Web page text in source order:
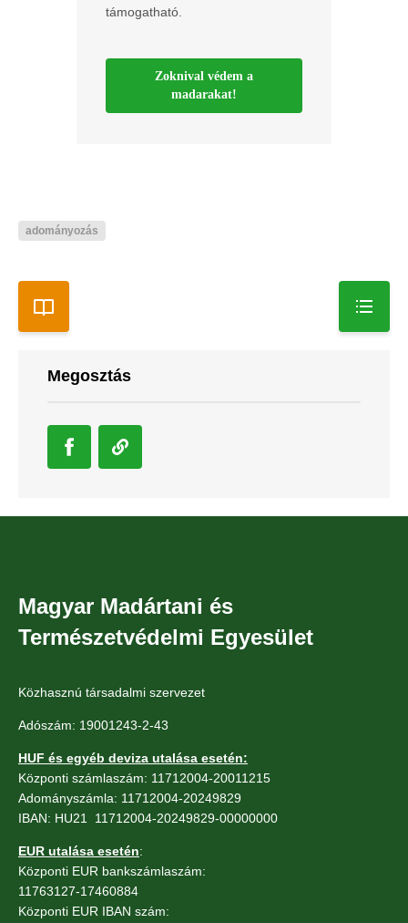
támogatható.
Zoknival védem a
madarakat!
adományozás
Megosztás
Magyar Madártani és
Természetvédelmi Egyesület
Közhasznú társadalmi szervezet
Adószám: 19001243-2-43
HUF és egyéb deviza utalása esetén:
Központi számlaszám: 11712004-20011215
Adományszámla: 11712004-20249829
IBAN: HU21 11712004-20249829-00000000
EUR utalása esetén:
Központi EUR bankszámlaszám:
11763127-17460884
Központi EUR IBAN szám: